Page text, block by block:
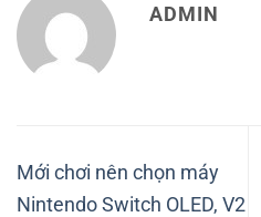
ADMIN
Mới chơi nên chọn máy
Nintendo Switch OLED, V2